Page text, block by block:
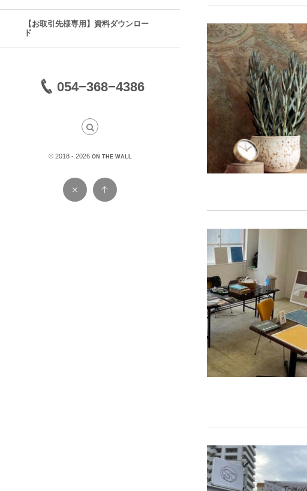
【お取引先様専用】資料ダウンロー
ド
054−368−4386
© 2018 - 2026 ON THE WALL